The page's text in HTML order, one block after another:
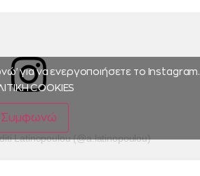
Latinopoulou (@a.latinopoulou)
για να ενεργοποιήσετε το Instagram.
COOKIES
Συμφωνώ